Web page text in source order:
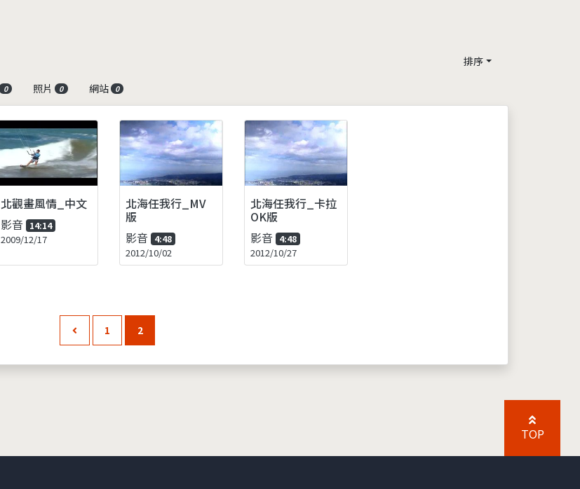
排序
0 照片 0 網站 0
北觀畫風情_中文
影音 14:14
2009/12/17
北海任我行_MV
版
影音 4:48
2012/10/02
北海任我行_卡拉
OK版
影音 4:48
2012/10/27
1 2
TOP